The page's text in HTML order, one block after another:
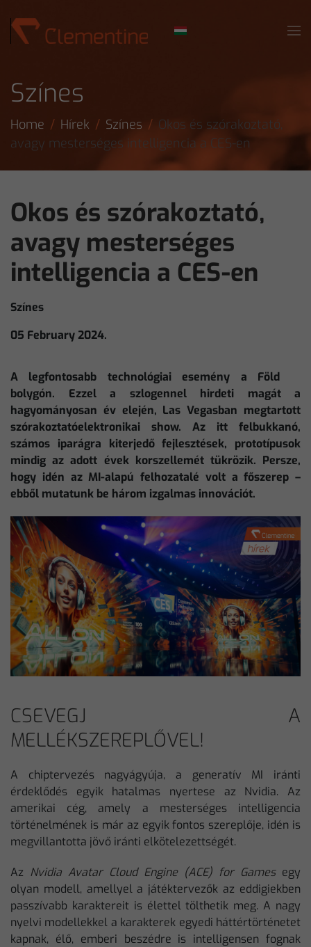
Skip to main content
Színes
Home Hírek Színes
Okos és szórakoztató,
avagy mesterséges intelligencia a CES-en
Okos és szórakoztató,
avagy mesterséges
intelligencia a CES-en
Színes
05 February 2024.
A legfontosabb technológiai esemény a Föld
bolygón. Ezzel a szlogennel hirdeti magát a
hagyományosan év elején, Las Vegasban megtartott
szórakoztatóelektronikai show. Az itt felbukkanó,
számos iparágra kiterjedő fejlesztések, prototípusok
mindig az adott évek korszellemét tükrözik. Persze,
hogy idén az MI-alapú felhozatalé volt a főszerep –
ebből mutatunk be három izgalmas innovációt.
CSEVEGJ A
MELLÉKSZEREPLŐVEL!
A chiptervezés nagyágyúja, a generatív MI iránti
érdeklődés egyik hatalmas nyertese az Nvidia. Az
amerikai cég, amely a mesterséges intelligencia
történelmének is már az egyik fontos szereplője, idén is
megvillantotta jövő iránti elkötelezettségét.
Az Nvidia Avatar Cloud Engine (ACE) for Gamesegy
olyan modell, amellyel a játéktervezők az eddigiekben
passzívabb karaktereit is élettel tölthetik meg. A nagy
nyelvi modellekkel a karakterek egyedi háttértörténetet
kapnak, élő, emberi beszédre is intelligensen fognak